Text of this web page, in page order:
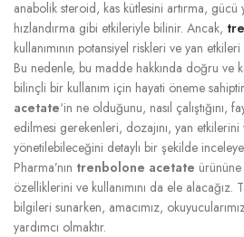
anabolik steroid, kas kütlesini artırma, gücü
hızlandırma gibi etkileriyle bilinir. Ancak,
kullanımının potansiyel riskleri ve yan
Bu nedenle, bu madde hakkında doğru ve
bilinçli bir kullanım için hayati öneme
acetate‘in ne olduğunu, nasıl çalıştığını,
edilmesi gerekenleri, dozajını, yan etkilerini
yönetilebileceğini detaylı bir şekilde
Pharma’nın trenbolone acetate
özelliklerini ve kullanımını da ele alacağız.
bilgileri sunarken, amacımız,
yardımcı olmaktır.